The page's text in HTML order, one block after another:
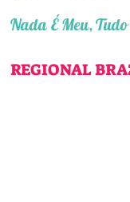
Nada É Meu, Tudo
REGIONAL